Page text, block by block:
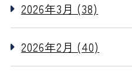
2026年3月 (38)
2026年2月 (40)